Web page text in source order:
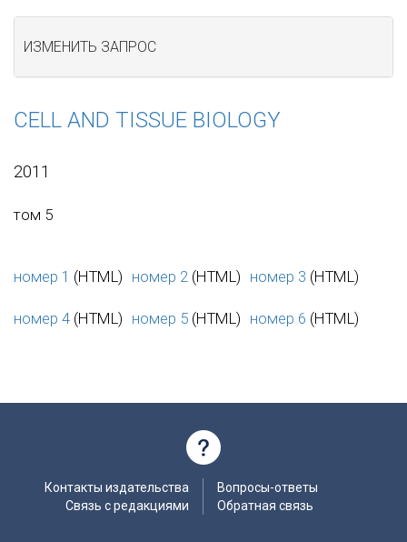
ИЗМЕНИТЬ ЗАПРОС
CELL AND TISSUE BIOLOGY
2011
том 5
номер 1 (HTML) номер 2 (HTML) номер 3 (HTML)
номер 4 (HTML) номер 5 (HTML) номер 6 (HTML)
Контакты издательства
Связь с редакциями
Вопросы-ответы
Обратная связь